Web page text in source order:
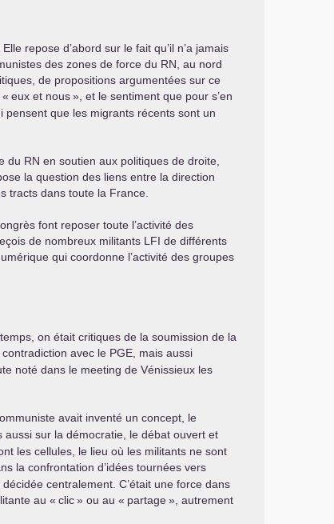
repose d’abord sur le fait qu’il n’a jamais
des zones de force du RN , au nord
de propositions argumentées sur ce
eux et nous», et le sentiment que pour s’en
que les migrants récents sont un
du RN en soutien aux politiques de droite,
la question des liens entre la direction
tracts dans toute la France.
font reposer toute l’activité des
de nombreux militants LFI de différents
qui coordonne l’activité des groupes
on était critiques de la soumission de la
avec le PGE , mais aussi
noté dans le meeting de Vénissieux les
avait inventé un concept, le
aussi sur la démocratie, le débat ouvert et
les cellules, le lieu où les militants ne sont
la confrontation d’idées tournées vers
centralement. C’était une force dans
au « clic» ou au « partage», autrement